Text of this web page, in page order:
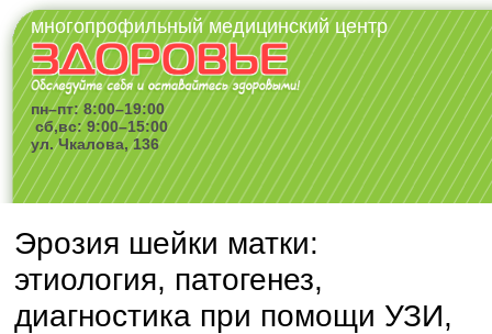
многопрофильный медицинский центр
пн–пт: 8:00–19:00
сб,вс: 9:00–15:00
ул. Чкалова, 136
Эрозия шейки матки:
этиология, патогенез,
диагностика при помощи УЗИ,